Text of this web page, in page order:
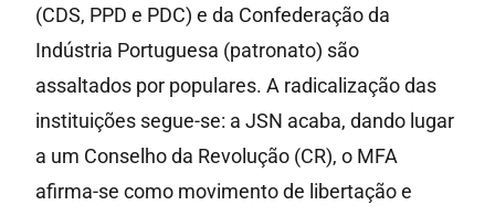
(CDS, PPD e PDC) e da Confederação da
Indústria Portuguesa (patronato) são
assaltados por populares. A radicalização das
instituições segue-se: a JSN acaba, dando lugar
a um Conselho da Revolução (CR), o MFA
afirma-se como movimento de libertação e